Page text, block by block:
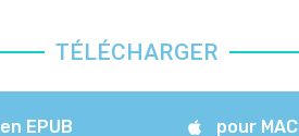
TÉLÉCHARGER
en EPUB pour MAC